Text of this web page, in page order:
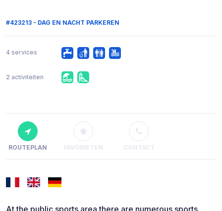
#423213 - DAG EN NACHT PARKEREN
4 services
2 activiteiten
ROUTEPLAN FAVORIETEN CONTACT